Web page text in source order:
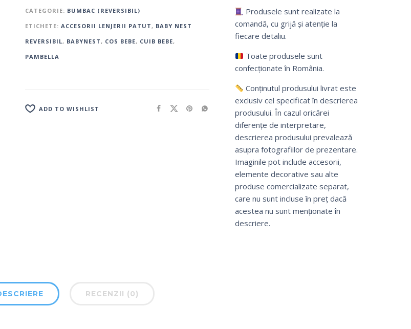
CATEGORIE: BUMBAC (REVERSIBIL)
ETICHETE: ACCESORII LENJERII PATUT , BABY NEST
REVERSIBIL, BABYNEST , COS BEBE, CUIB BEBE,
PAMBELLA
ADD TO WISHLIST
Produsele sunt realizate la
comandă, cu grijă și atenție la
fiecare detaliu.
Toate produsele sunt
confecționate în România.
Conținutul produsului livrat este
exclusiv cel specificat în descrierea
produsului. În cazul oricărei
diferențe de interpretare,
descrierea produsului prevalează
asupra fotografiilor de prezentare.
Imaginile pot include accesorii,
elemente decorative sau alte
produse comercializate separat,
care nu sunt incluse în preț dacă
acestea nu sunt menționate în
descriere.
RECENZII (0)